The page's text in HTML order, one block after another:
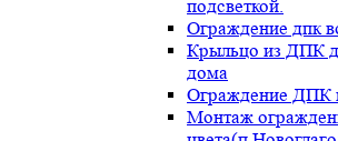
подсветкой.
Ограждение дпк
Крыльцо из ДПК
дома
Ограждение ДПК
Монтаж